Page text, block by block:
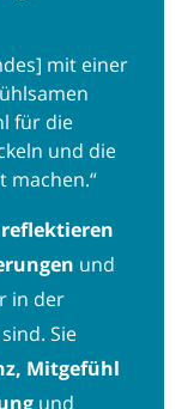
mit einer
für die
und die
machen.“
reflektieren
und
in der
Sie
Mitgefühl
und